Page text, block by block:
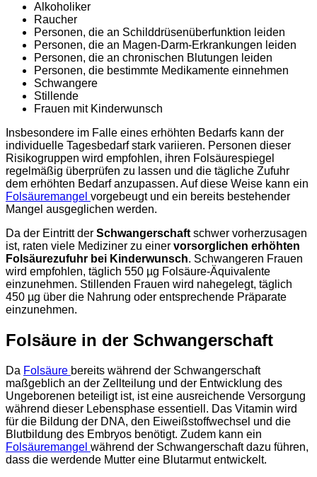
Alkoholiker
Raucher
Personen, die an Schilddrüsenüberfunktion leiden
Personen, die an Magen-Darm-Erkrankungen leiden
Personen, die an chronischen Blutungen leiden
Personen, die bestimmte Medikamente einnehmen
Schwangere
Stillende
Frauen mit Kinderwunsch
Insbesondere im Falle eines erhöhten Bedarfs kann der
individuelle Tagesbedarf stark variieren. Personen dieser
Risikogruppen wird empfohlen, ihren Folsäurespiegel
regelmäßig überprüfen zu lassen und die tägliche Zufuhr
dem erhöhten Bedarf anzupassen. Auf diese Weise kann ein
Folsäuremangel vorgebeugt und ein bereits bestehender
Mangel ausgeglichen werden.
Da der Eintritt der Schwangerschaft schwer vorherzusagen
ist, raten viele Mediziner zu einer vorsorglichen erhöhten
Folsäurezufuhr bei Kinderwunsch. Schwangeren Frauen
wird empfohlen, täglich 550 µg Folsäure-Äquivalente
einzunehmen. Stillenden Frauen wird nahegelegt, täglich
450 µg über die Nahrung oder entsprechende Präparate
einzunehmen.
Folsäure in der Schwangerschaft
Da Folsäure bereits während der Schwangerschaft
maßgeblich an der Zellteilung und der Entwicklung des
Ungeborenen beteiligt ist, ist eine ausreichende Versorgung
während dieser Lebensphase essentiell. Das Vitamin wird
für die Bildung der DNA, den Eiweißstoffwechsel und die
Blutbildung des Embryos benötigt. Zudem kann ein
Folsäuremangel während der Schwangerschaft dazu führen,
dass die werdende Mutter eine Blutarmut entwickelt.